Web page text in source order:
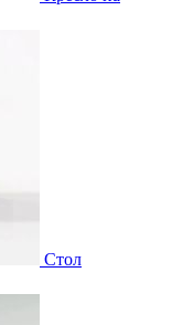
Стол